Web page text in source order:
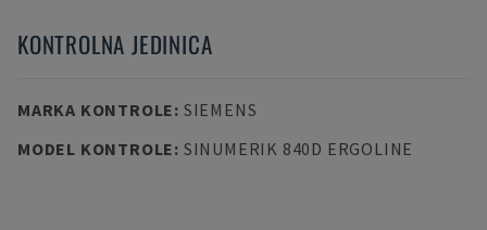
KONTROLNA JEDINICA
MARKA KONTROLE: SIEMENS
MODEL KONTROLE: SINUMERIK 840D ERGOLINE